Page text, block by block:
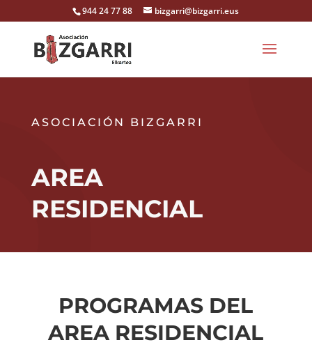
944 24 77 88 bizgarri@bizgarri.eus
ASOCIACIÓN BIZGARRI
AREA
RESIDENCIAL
PROGRAMAS DEL
AREA RESIDENCIAL